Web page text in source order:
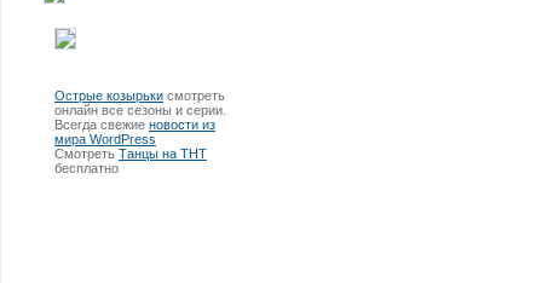
Острые козырьки смотреть
онлайн все сезоны и серии.
Всегда свежие новости из
мира WordPress
Смотреть Танцы на ТНТ
бесплатно